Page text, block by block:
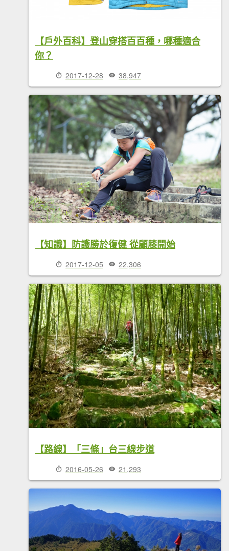
【戶外百科】登山穿搭百百種，哪種適合
你？
2017-12-28 38,947
【知識】防護勝於復健 從顧膝開始
2017-12-05 22,306
【路線】「三條」台三線步道
2016-05-26 21,293